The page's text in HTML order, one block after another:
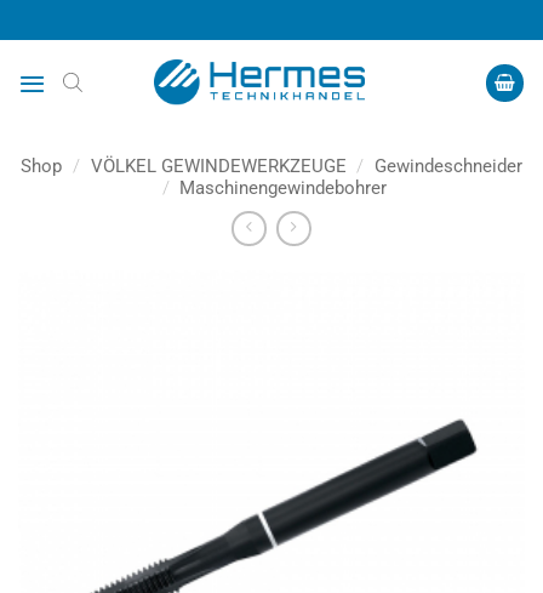
Inhalt
springen
Shop / VÖLKEL GEWINDEWERKZEUGE /
Gewindeschneider
/ Maschinengewindebohrer